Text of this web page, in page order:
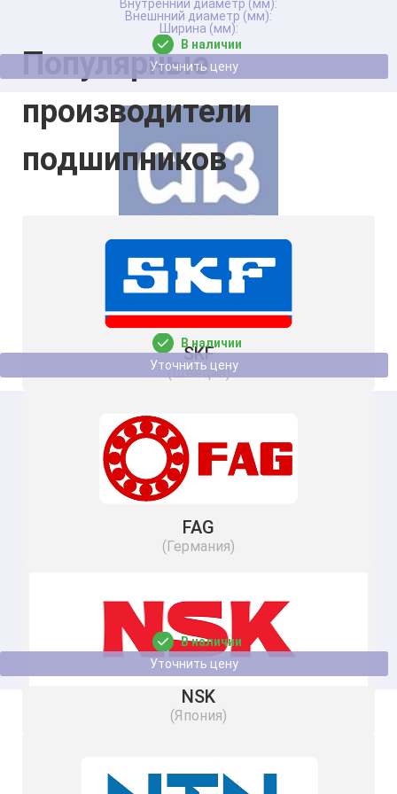
В наличии
Уточнить цену
Подшипник 6(П)- 42208 М 3ГПЗ
В наличии
Уточнить цену
В наличии
Уточнить цену
Популярные
производители
подшипников
SKF
(Швеция)
FAG
(Германия)
NSK
(Япония)